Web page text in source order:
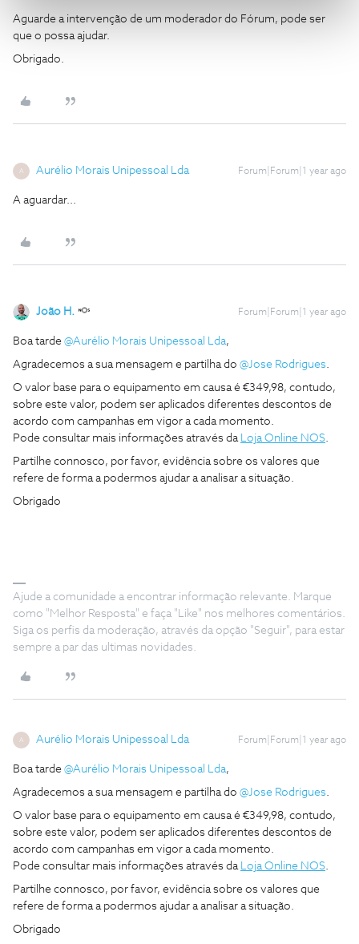
Aguarde a intervenção de um moderador do Fórum, pode ser
que o possa ajudar.
Obrigado.
A Aurélio Morais Unipessoal Lda Forum|Forum|1 year ago
A aguardar...
João H. Forum|Forum|1 year ago
Boa tarde ​ @Aurélio Morais Unipessoal Lda,
Agradecemos a sua mensagem e partilha do ​ @Jose Rodrigues.
O valor base para o equipamento em causa é €349,98, contudo,
sobre este valor, podem ser aplicados diferentes descontos de
acordo com campanhas em vigor a cada momento.
Pode consultar mais informações através da Loja Online NOS.
Partilhe connosco, por favor, evidência sobre os valores que
refere de forma a podermos ajudar a analisar a situação.
Obrigado
Ajude a comunidade a encontrar informação relevante. Marque
como "Melhor Resposta" e faça "Like" nos melhores comentários.
Siga os perfis da moderação, através da opção "Seguir", para estar
sempre a par das ultimas novidades.
A Aurélio Morais Unipessoal Lda Forum|Forum|1 year ago
Boa tarde ​ @Aurélio Morais Unipessoal Lda,
Agradecemos a sua mensagem e partilha do ​ @Jose Rodrigues.
O valor base para o equipamento em causa é €349,98, contudo,
sobre este valor, podem ser aplicados diferentes descontos de
acordo com campanhas em vigor a cada momento.
Pode consultar mais informações através da Loja Online NOS.
Partilhe connosco, por favor, evidência sobre os valores que
refere de forma a podermos ajudar a analisar a situação.
Obrigado